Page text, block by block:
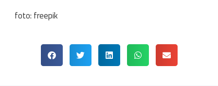
foto: freepik